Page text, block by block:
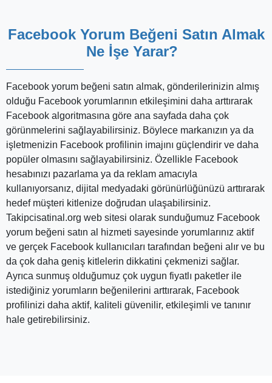
Facebook Yorum Beğeni Satın Almak
Ne İşe Yarar?
Facebook yorum beğeni satın almak, gönderilerinizin almış
olduğu Facebook yorumlarının etkileşimini daha arttırarak
Facebook algoritmasına göre ana sayfada daha çok
görünmelerini sağlayabilirsiniz. Böylece markanızın ya da
işletmenizin Facebook profilinin imajını güçlendirir ve daha
popüler olmasını sağlayabilirsiniz. Özellikle Facebook
hesabınızı pazarlama ya da reklam amacıyla
kullanıyorsanız, dijital medyadaki görünürlüğünüzü arttırarak
hedef müşteri kitlenize doğrudan ulaşabilirsiniz.
Takipcisatinal.org web sitesi olarak sunduğumuz Facebook
yorum beğeni satın al hizmeti sayesinde yorumlarınız aktif
ve gerçek Facebook kullanıcıları tarafından beğeni alır ve bu
da çok daha geniş kitlelerin dikkatini çekmenizi sağlar.
Ayrıca sunmuş olduğumuz çok uygun fiyatlı paketler ile
istediğiniz yorumların beğenilerini arttırarak, Facebook
profilinizi daha aktif, kaliteli güvenilir, etkileşimli ve tanınır
hale getirebilirsiniz.